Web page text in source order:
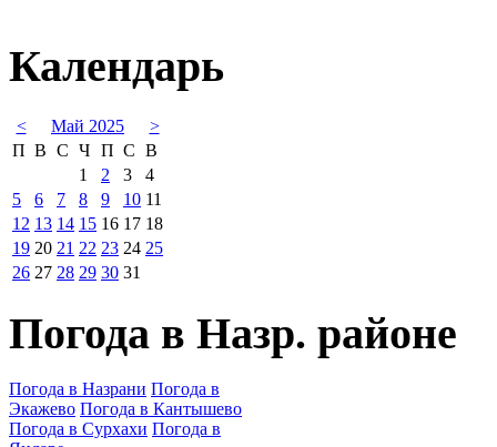
Календарь
< Май 2025
>
П В С Ч П С В
1
2 3
4
5
6 7 8 9 10 11
12 13 14 15 16 17 18
19 20 21 22 23 24 25
26 27 28 29 30 31
Погода в Назр. районе
Погода в Назрани Погода в
Экажево Погода в Кантышево
Погода в Сурхахи Погода в